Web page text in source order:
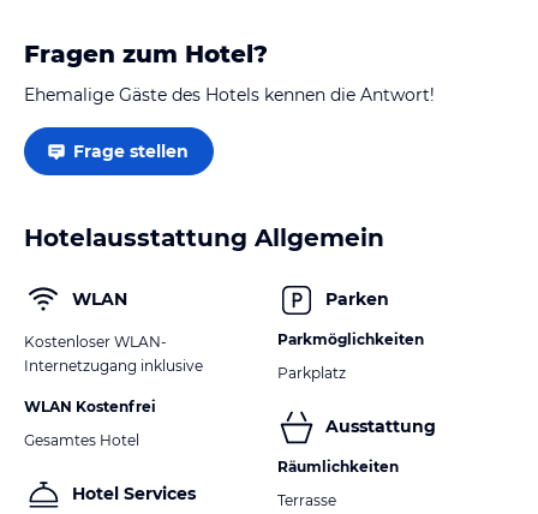
Fragen zum Hotel?
Ehemalige Gäste des Hotels kennen die Antwort!
Frage stellen
Hotelausstattung Allgemein
WLAN
Kostenloser WLAN-
Internetzugang inklusive
WLAN Kostenfrei
Gesamtes Hotel
Hotel Services
Parken
Parkmöglichkeiten
Parkplatz
Ausstattung
Räumlichkeiten
Terrasse